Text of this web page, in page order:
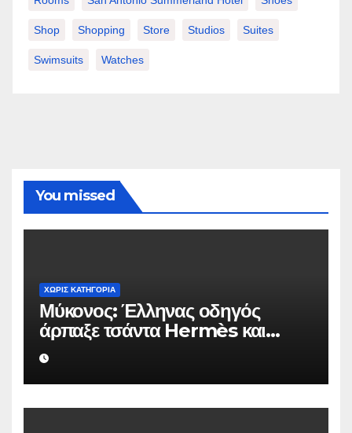
Shop Shopping Store Studios Suites
Swimsuits Watches
You missed
ΧΩΡΊΣ ΚΑΤΗΓΟΡΊΑ
Μύκονος: Έλληνας οδηγός
άρπαξε τσάντα Hermès και
Rolex αξίας 75.000 ευρώ από
Ουκρανό τουρίστα